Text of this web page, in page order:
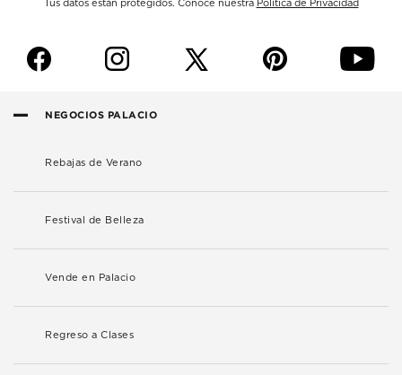
Tus datos están protegidos. Conoce nuestra Política de Privacidad
f i p y
NEGOCIOS PALACIO
Rebajas de Verano
Festival de Belleza
Vende en Palacio
Regreso a Clases